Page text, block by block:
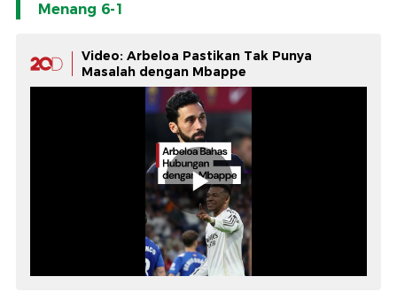
Menang 6-1
Video: Arbeloa Pastikan Tak Punya
Masalah dengan Mbappe